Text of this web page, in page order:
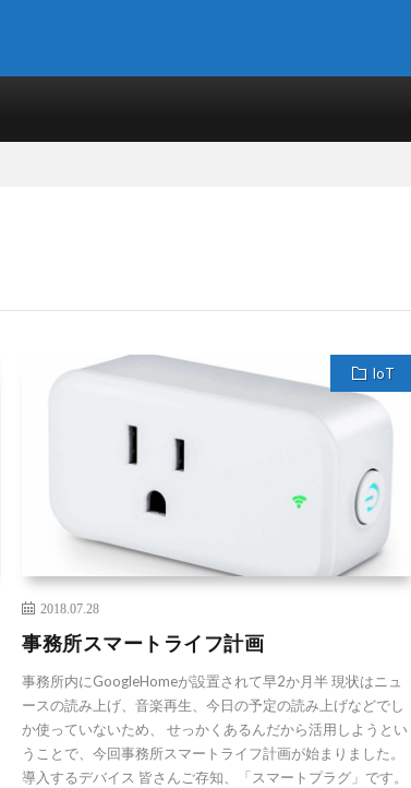
IoT
2018.07.28
事務所スマートライフ計画
事務所内にGoogleHomeが設置されて早2か月半 現状はニュ
ースの読み上げ、音楽再生、今日の予定の読み上げなどでし
か使っていないため、 せっかくあるんだから活用しようとい
うことで、今回事務所スマートライフ計画が始まりました。
導入するデバイス 皆さんご存知、「スマートプラグ」です。